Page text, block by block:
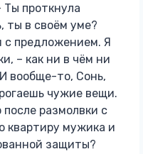
проткнула
ты в своём уме?
с предложением. Я
– как ни в чём ни
вообще-то, Сонь,
чужие вещи.
размолвки с
квартиру мужика и
защиты?